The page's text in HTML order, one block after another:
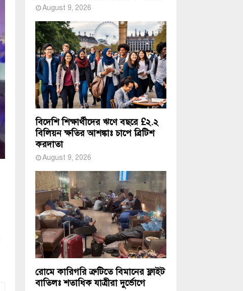
August 9, 2026
বিদেশি শিক্ষার্থীদের ঋণে বছরে £২.২
বিলিয়ন ক্ষতির আশঙ্কাঃ চাপে ব্রিটিশ
করদাতা
August 9, 2026
রোমে কারিগরি ত্রুটিতে বিমানের ফ্লাইট
বাতিলঃ শতাধিক যাত্রীরা দুর্ভোগে